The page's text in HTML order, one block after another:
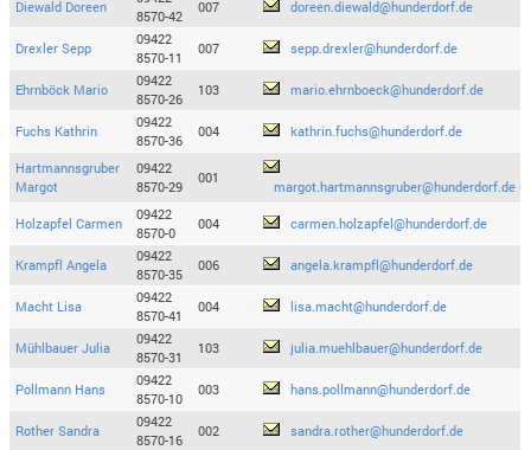
Diewald Doreen
8570-42
007 doreen.diewald@hunderdorf.de
Drexler Sepp
09422
8570-11
007 sepp.drexler@hunderdorf.de
Ehrnböck Mario
09422
8570-26
103 mario.ehrnboeck@hunderdorf.de
Fuchs Kathrin
09422
8570-36
004 kathrin.fuchs@hunderdorf.de
Hartmannsgruber
Margot
09422
8570-29
001
margot.hartmannsgruber@hunderdorf.de
Holzapfel Carmen
09422
8570-0
004 carmen.holzapfel@hunderdorf.de
Krampfl Angela
09422
8570-35
006 angela.krampfl@hunderdorf.de
Macht Lisa
09422
8570-41
004 lisa.macht@hunderdorf.de
Mühlbauer Julia
09422
8570-31
103 julia.muehlbauer@hunderdorf.de
Pollmann Hans
09422
8570-10
003 hans.pollmann@hunderdorf.de
Rother Sandra
09422
8570-16
002 sandra.rother@hunderdorf.de